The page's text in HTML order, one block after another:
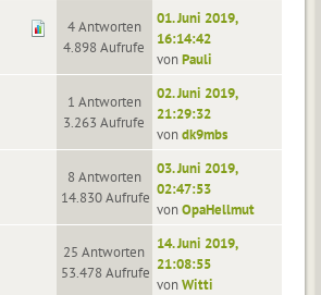
4 Antworten
4.898 Aufrufe
01. Juni 2019,
16:14:42
vonPauli
1 Antworten
3.263 Aufrufe
02. Juni 2019,
21:29:32
vondk9mbs
8 Antworten
14.830 Aufrufe
03. Juni 2019,
02:47:53
vonOpaHellmut
25 Antworten
53.478 Aufrufe
14. Juni 2019,
21:08:55
vonWitti